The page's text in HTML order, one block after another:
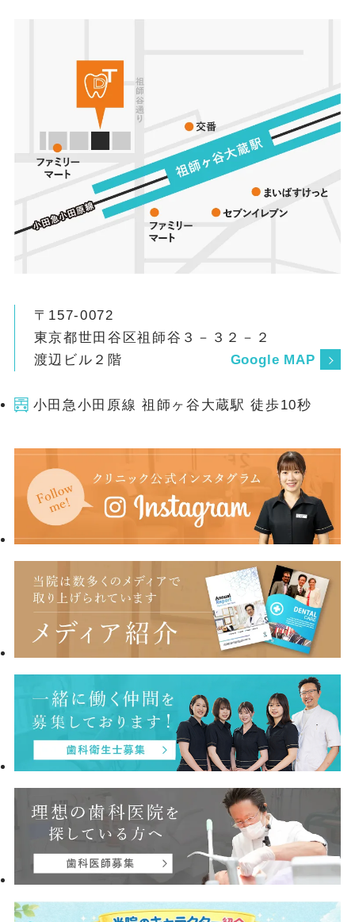
〒157-0072
東京都世田谷区祖師谷３－３２－２
渡辺ビル２階
Google MAP
小田急小田原線 祖師ヶ谷大蔵駅 徒歩10秒